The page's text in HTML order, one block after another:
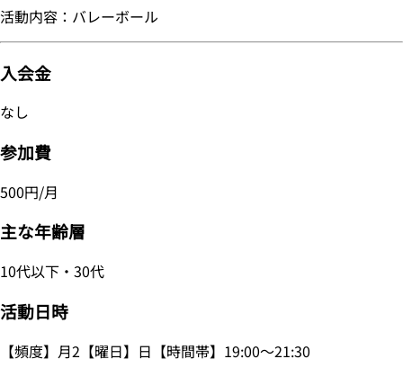
活動内容：バレーボール
入会金
なし
参加費
500円/月
主な年齢層
10代以下・30代
活動日時
【頻度】月2【曜日】日【時間帯】19:00～21:30